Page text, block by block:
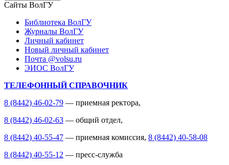
Сайты ВолГУ
Библиотека ВолГУ
Журналы ВолГУ
Личный кабинет
Новый личный кабинет
Почта @volsu.ru
ЭИОС ВолГУ
ТЕЛЕФОННЫЙ СПРАВОЧНИК
8 (8442) 46-02-79 — приемная ректора,
8 (8442) 46-02-63 — общий отдел,
8 (8442) 40-55-47 — приемная комиссия, 8 (8442) 40-58-08
8 (8442) 40-55-12 — пресс-служба